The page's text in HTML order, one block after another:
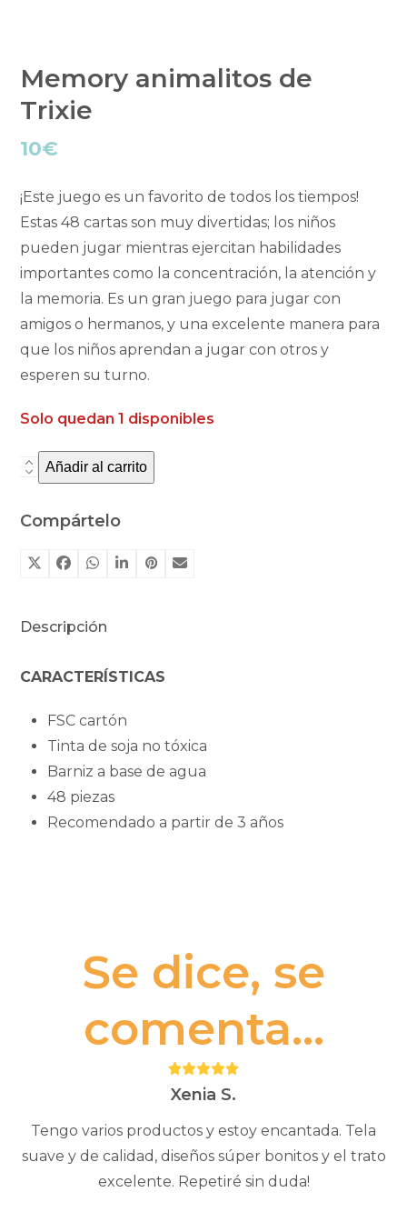
Memory animalitos de
Trixie
10€
¡Este juego es un favorito de todos los tiempos!
Estas 48 cartas son muy divertidas; los niños
pueden jugar mientras ejercitan habilidades
importantes como la concentración, la atención y
la memoria. Es un gran juego para jugar con
amigos o hermanos, y una excelente manera para
que los niños aprendan a jugar con otros y
esperen su turno.
Solo quedan 1 disponibles
Memory
de
cantidad
Añadir al carrito
Compártelo
Descripción
CARACTERÍSTICAS
FSC cartón
Tinta de soja no tóxica
Barniz a base de agua
48 piezas
Recomendado a partir de 3 años
Se dice, se
comenta...
Puntuación:
5Xenia S.
Tengo varios productos y estoy encantada. Tela
suave y de calidad, diseños súper bonitos y el trato
excelente. Repetiré sin duda!